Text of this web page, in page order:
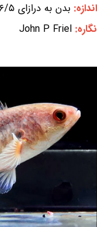
اندازه: بدن به درازای ۱۶/۵ سانتی‌متر
نگاره: John P Friel